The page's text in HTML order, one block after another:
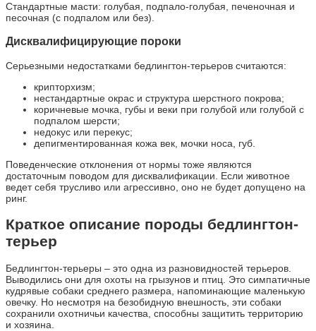
Стандартные масти: голубая, подпало-голубая, печеночная и
песочная (с подпалом или без).
Дисквалифицирующие пороки
Серьезными недостатками бедлингтон-терьеров считаются:
крипторхизм;
нестандартные окрас и структура шерстного покрова;
коричневые мочка, губы и веки при голубой или голубой с
подпалом шерсти;
недокус или перекус;
депигментированная кожа век, мочки носа, губ.
Поведенческие отклонения от нормы тоже являются
достаточным поводом для дисквалификации. Если животное
ведет себя трусливо или агрессивно, оно не будет допущено на
ринг.
Краткое описание породы бедлингтон-
терьер
Бедлингтон-терьеры – это одна из разновидностей терьеров.
Выводились они для охоты на грызунов и птиц. Это симпатичные
кудрявые собаки среднего размера, напоминающие маленькую
овечку. Но несмотря на безобидную внешность, эти собаки
сохранили охотничьи качества, способны защитить территорию
и хозяина.